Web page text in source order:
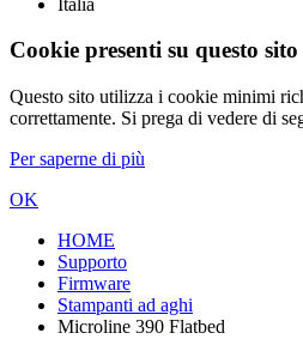
Cookie presenti su questo sito
Questo sito utilizza i cookie minimi
correttamente. Si prega di vedere di
Per saperne di più
OK
HOME
Supporto
Firmware
Stampanti ad aghi
Microline 390 Flatbed